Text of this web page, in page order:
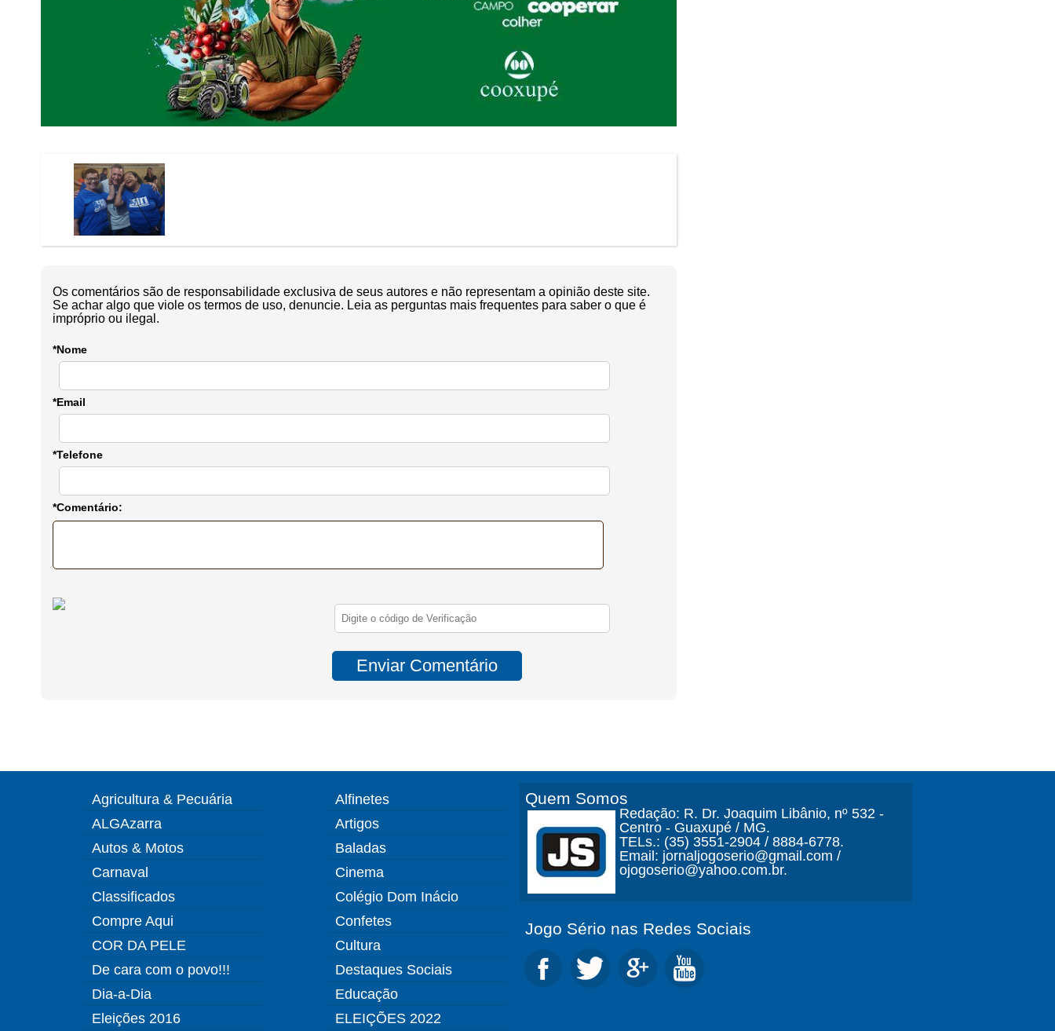
Os comentários são de responsabilidade exclusiva de seus autores e não representam a opinião deste site.
Se achar algo que viole os termos de uso, denuncie. Leia as perguntas mais frequentes para saber o que é
impróprio ou ilegal.
*Nome
*Email
*Telefone
*Comentário:
Agricultura & Pecuária
ALGAzarra
Autos & Motos
Carnaval
Classificados
Compre Aqui
COR DA PELE
De cara com o povo!!!
Dia-a-Dia
Eleições 2016
Alfinetes
Artigos
Baladas
Cinema
Colégio Dom Inácio
Confetes
Cultura
Destaques Sociais
Educação
ELEIÇÕES 2022
Quem Somos
Redação: R. Dr. Joaquim Libânio, nº 532 -
Centro - Guaxupé / MG.
TELs.: (35) 3551-2904 / 8884-6778.
Email: jornaljogoserio@gmail.com /
ojogoserio@yahoo.com.br.
Jogo Sério nas Redes Sociais